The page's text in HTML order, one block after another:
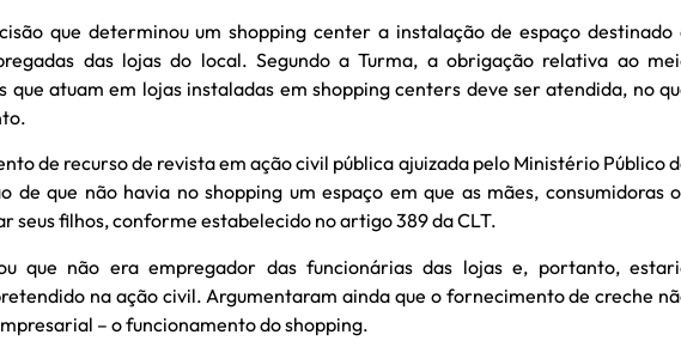
que determinou um shopping center a instalação de espaço destinado
das lojas do local. Segundo a Turma, a obrigação relativa ao
atuam em lojas instaladas em shopping centers deve ser atendida, no
de recurso de revista em ação civil pública ajuizada pelo Ministério Público
de que não havia no shopping um espaço em que as mães, consumidoras
seus filhos, conforme estabelecido no artigo 389 da CLT.
que não era empregador das funcionárias das lojas e, portanto,
na ação civil. Argumentaram ainda que o fornecimento de creche
– o funcionamento do shopping.